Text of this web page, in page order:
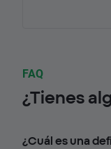
FAQ
¿Tienes
¿Cuál es una